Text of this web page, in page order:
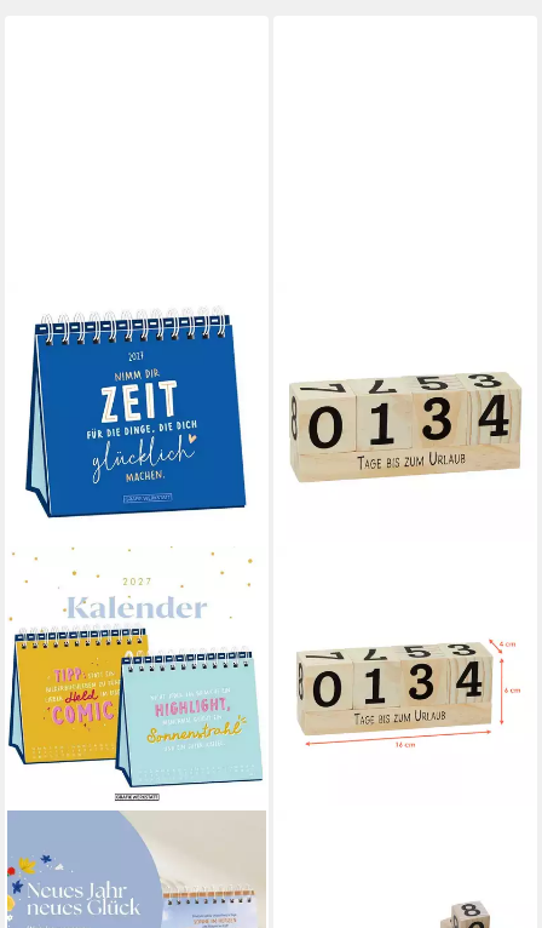
GRAFIK WERKSTATT
Tischkalender Tischkalender
2027 Nimm dir Zeit
12,65 €
weiß - 18 cm, Noname, Würfel